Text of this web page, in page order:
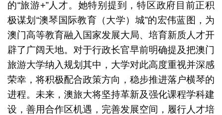
的“旅游+”人才。她特别提到，特区政府目前正积
极谋划“澳琴国际教育（大学）城”的宏伟蓝图，为
澳门高等教育融入国家发展大局、培育新质人才开
辟了广阔天地。对于行政长官早前明确提及把澳门
旅游大学纳入规划其中，大学对此高度重视并深感
荣幸，将积极配合政策方向，稳步推进落户横琴的
进程。未来，澳旅大将坚持革新及强化课程学科建
设，善用合作区机遇，完善发展空间，履行人才培